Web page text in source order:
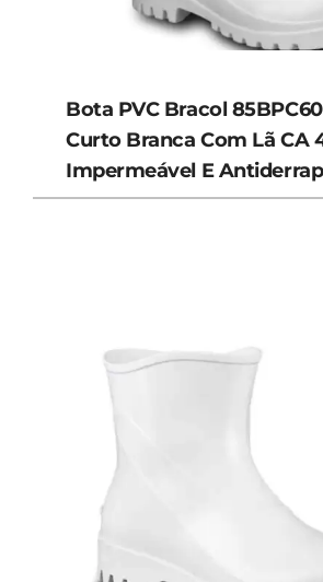
Bota PVC Bracol
Curto Branca Com Lã CA
Impermeável E